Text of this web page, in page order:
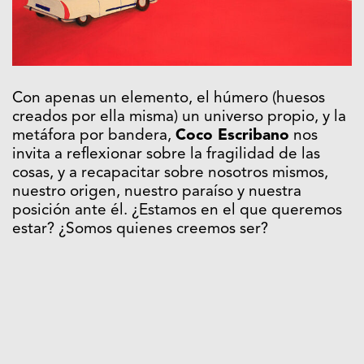
Con apenas un elemento, el húmero (huesos
creados por ella misma) un universo propio, y la
metáfora por bandera, Coco Escribano nos
invita a reflexionar sobre la fragilidad de las
cosas, y a recapacitar sobre nosotros mismos,
nuestro origen, nuestro paraíso y nuestra
posición ante él. ¿Estamos en el que queremos
estar? ¿Somos quienes creemos ser?